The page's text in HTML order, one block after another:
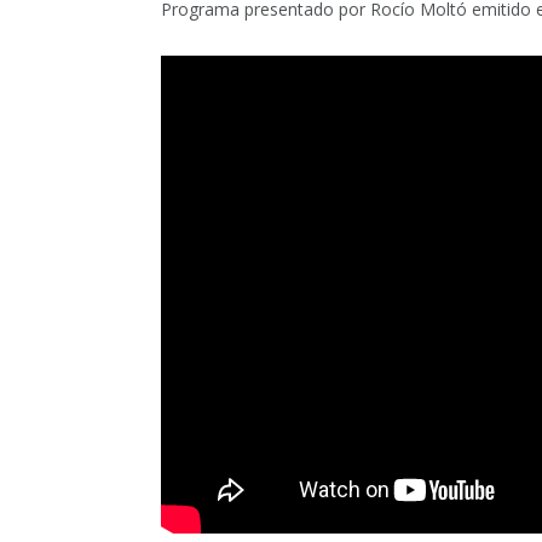
Programa presentado por Rocío Moltó emitido